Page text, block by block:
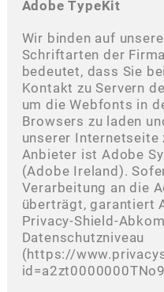
Adobe TypeKit
Wir binden auf
Schriftarten der
bedeutet, dass Sie
Kontakt zu Servern
um die Webfonts in
Browsers zu laden
unserer Internetseite
Anbieter ist Adobe
(Adobe Ireland).
Verarbeitung an die
überträgt, garantiert
Privacy-Shield-
Datenschutzniveau
(https://